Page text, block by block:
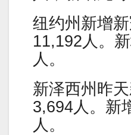
纽约州新增
11,192人。
人。
新泽西州昨
3,694人。新
人。